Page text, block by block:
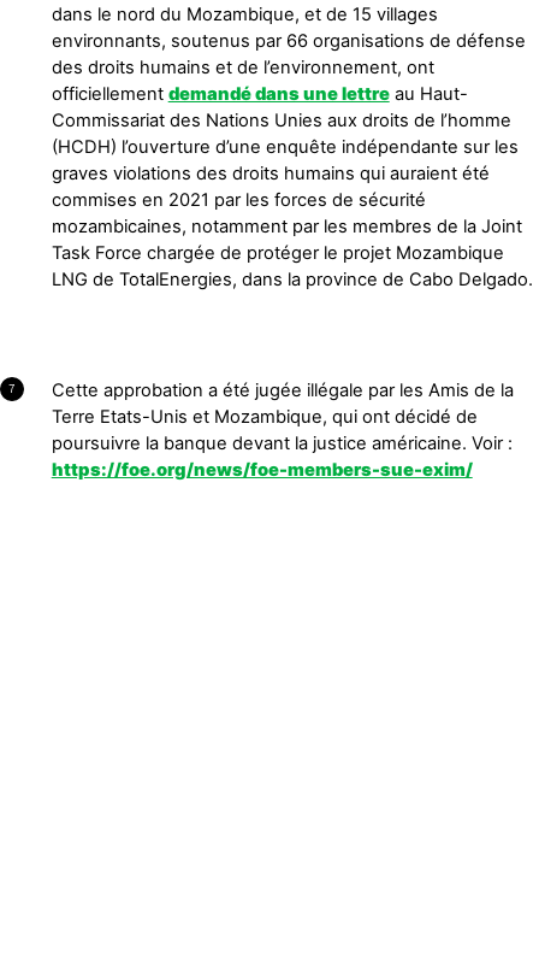
dans le nord du Mozambique, et de 15 villages
environnants, soutenus par 66 organisations de défense
des droits humains et de l’environnement, ont
officiellement demandé dans une lettreau Haut-
Commissariat des Nations Unies aux droits de l’homme
(HCDH) l’ouverture d’une enquête indépendante sur les
graves violations des droits humains qui auraient été
commises en 2021 par les forces de sécurité
mozambicaines, notamment par les membres de la Joint
Task Force chargée de protéger le projet Mozambique
LNG de TotalEnergies, dans la province de Cabo Delgado.
7
Cette approbation a été jugée illégale par les Amis de la
Terre Etats-Unis et Mozambique, qui ont décidé de
poursuivre la banque devant la justice américaine. Voir :
https://foe.org/news/foe-members-sue-exim/